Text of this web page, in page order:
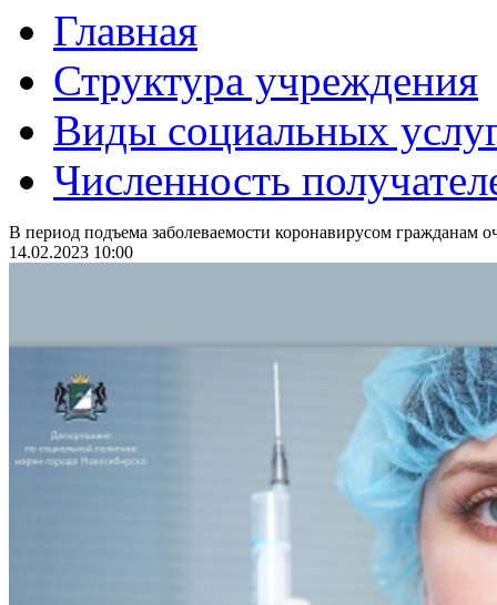
Главная
Структура учреждения
Виды социальных
Численность
В период подъема заболеваемости коронавирусом гражданам
14.02.2023 10:00